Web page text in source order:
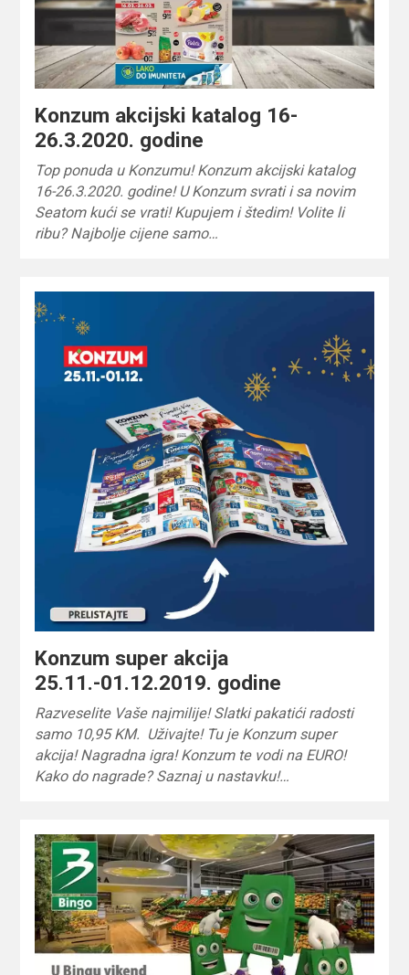
Konzum akcijski katalog 16-
26.3.2020. godine
Top ponuda u Konzumu! Konzum akcijski katalog
16-26.3.2020. godine! U Konzum svrati i sa novim
Seatom kući se vrati! Kupujem i štedim! Volite li
ribu? Najbolje cijene samo…
Konzum super akcija
25.11.-01.12.2019. godine
Razveselite Vaše najmilije! Slatki pakatići radosti
samo 10,95 KM. Uživajte! Tu je Konzum super
akcija! Nagradna igra! Konzum te vodi na EURO!
Kako do nagrade? Saznaj u nastavku!…